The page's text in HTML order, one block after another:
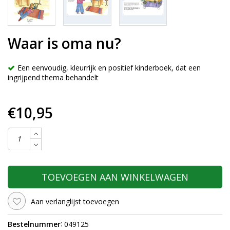
Waar is oma nu?
Een eenvoudig, kleurrijk en positief kinderboek, dat een
ingrijpend thema behandelt
€10,95
TOEVOEGEN AAN WINKELWAGEN
Aan verlanglijst toevoegen
Bestelnummer: 049125